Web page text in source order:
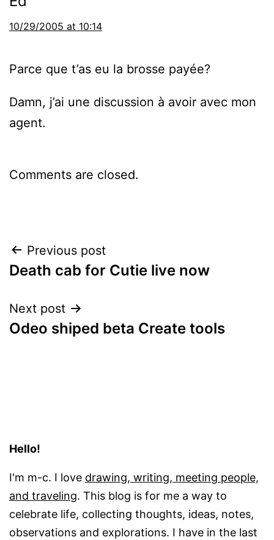
10/29/2005 at 10:14
Parce que t’as eu la brosse payée?
Damn, j’ai une discussion à avoir avec mon
agent.
Comments are closed.
Post
navigation
Previous post
Death cab for Cutie live now
Next post
Odeo shiped beta Create tools
Hello!
I'm m-c. I love drawing, writing, meeting people,
and traveling. This blog is for me a way to
celebrate life, collecting thoughts, ideas, notes,
observations and explorations. I have in the last